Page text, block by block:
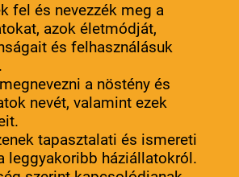
fel és nevezzék meg a
azok életmódját,
és felhasználásuk
a nöstény és
nevét, valamint ezek
tapasztalati és ismereti
leggyakoribb háziállatokról.